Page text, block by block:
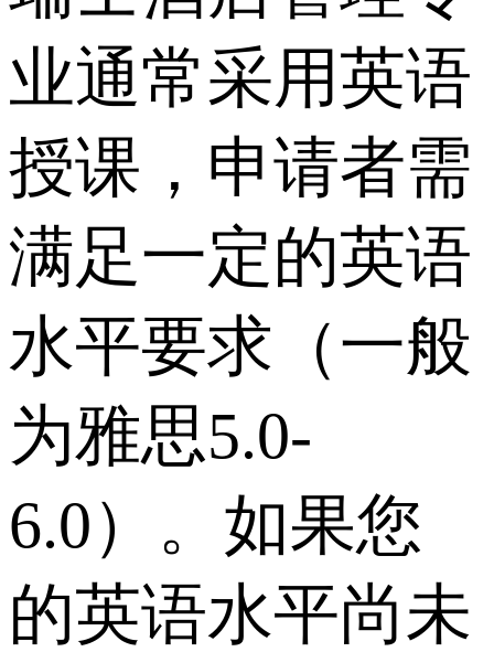
业通常采用英语
授课，申请者需
满足一定的英语
水平要求（一般
为雅思5.0-
6.0）。如果您
的英语水平尚未